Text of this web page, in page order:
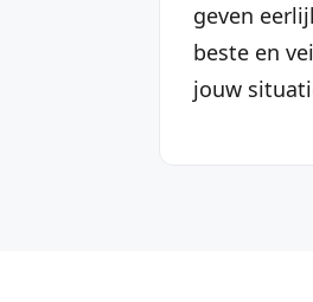
geven
beste en
jouw